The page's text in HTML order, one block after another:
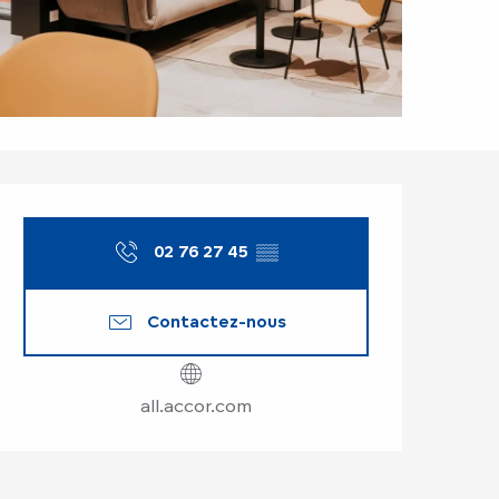
et
02 76 27 45 ▒▒
Contactez-nous
all.accor.com